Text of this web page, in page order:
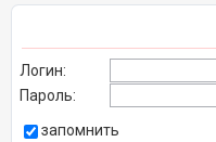
Логин:
Пароль:
запомнить